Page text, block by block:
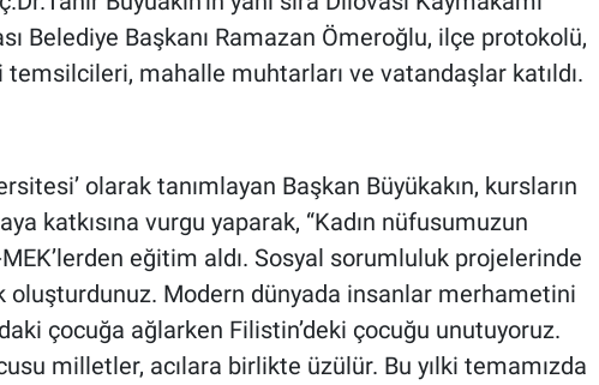
Belediye Başkanı Ramazan Ömeroğlu, ilçe protokolü,
mahalle muhtarları ve vatandaşlar katıldı.
olarak tanımlayan Başkan Büyükakın, kursların
katkısına vurgu yaparak, “Kadın nüfusumuzun
MEK’lerden eğitim aldı. Sosyal sorumluluk projelerinde
oluşturdunuz. Modern dünyada insanlar merhametini
çocuğa ağlarken Filistin’deki çocuğu unutuyoruz.
milletler, acılara birlikte üzülür. Bu yılki temamızda